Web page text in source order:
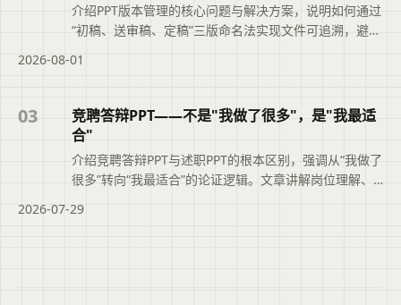
介绍PPT版本管理的核心问题与解决方案，说明如何通过
“初稿、送审稿、定稿”三版命名法实现文件可追溯，避免
大纲版本记录功能，帮助职场人快速定位正确文件，提
面主题、主要内容与适用场景，再进入原文查看完整信
息。
2026-08-01
03
竞聘答辩PPT——不是"我做了很多"，是"我最适
合"
介绍竞聘答辩PPT与述职PPT的根本区别，强调从“我做了
很多”转向“我最适合”的论证逻辑。文章讲解岗位理解、
说明二狗PPT如何辅助结构化大纲与时间把控，帮助竞聘
2026-07-29